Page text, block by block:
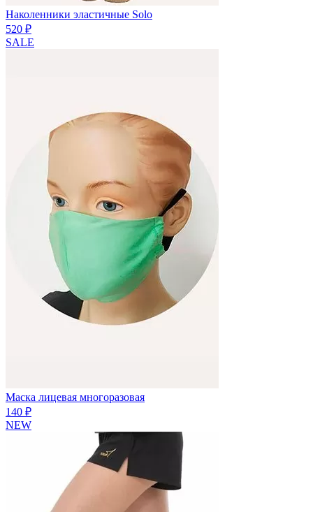
Наколенники эластичные Solo
520 ₽
SALE
Маска лицевая многоразовая
140 ₽
NEW